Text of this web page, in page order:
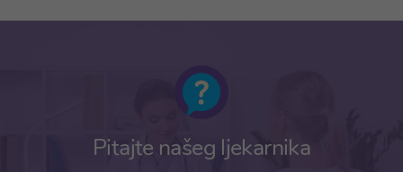
Pitajte našeg ljekarnika